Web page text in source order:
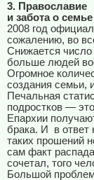
3. Православие
и забота о семье
2008 год
сожалению, во
Снижается
больше людей
Огромное
создания семьи,
Печальная
подростков —
Епархии
брака. И
в
таких прошений
сам факт
сочетал, того
Большой